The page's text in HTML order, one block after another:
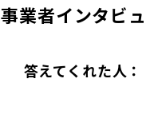
事業者インタビ
答えてくれた人：